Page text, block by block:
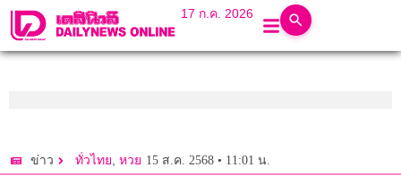
17 ก.ค. 2026
ข่าว ทั่วไทย, หวย 15 ส.ค. 2568 • 11:01 น.